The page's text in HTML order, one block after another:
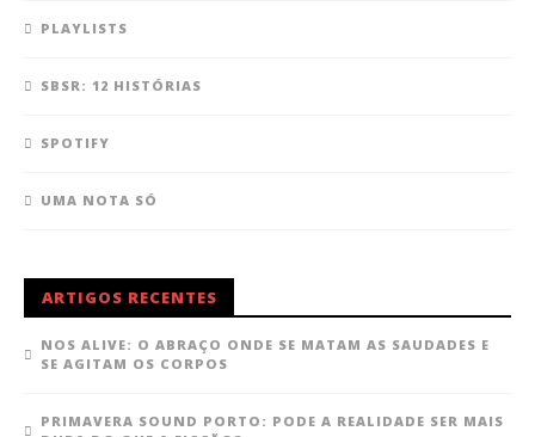
PLAYLISTS
SBSR: 12 HISTÓRIAS
SPOTIFY
UMA NOTA SÓ
ARTIGOS RECENTES
NOS ALIVE: O ABRAÇO ONDE SE MATAM AS SAUDADES E
SE AGITAM OS CORPOS
PRIMAVERA SOUND PORTO: PODE A REALIDADE SER MAIS